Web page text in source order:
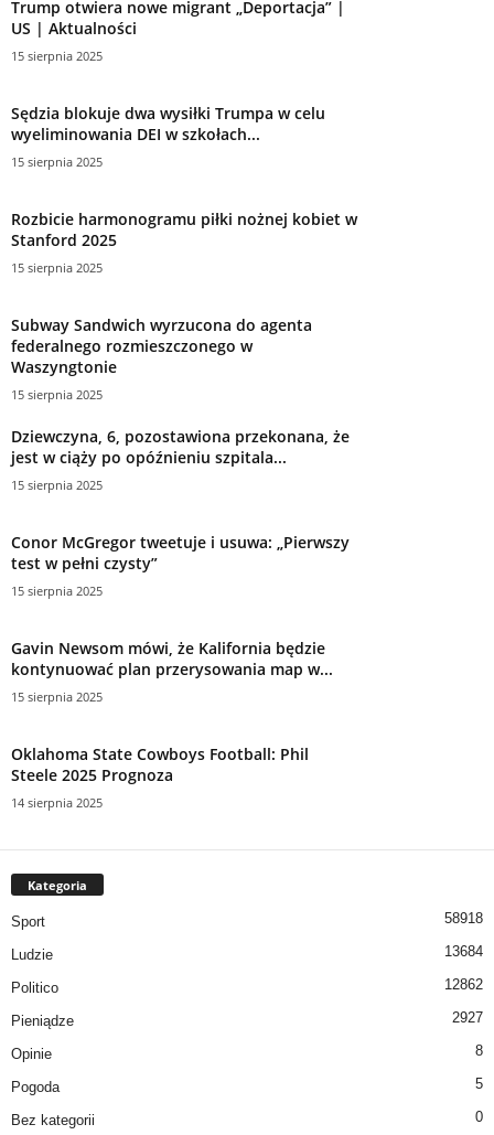
Trump otwiera nowe migrant „Deportacja” |
US | Aktualności
15 sierpnia 2025
Sędzia blokuje dwa wysiłki Trumpa w celu
wyeliminowania DEI w szkołach...
15 sierpnia 2025
Rozbicie harmonogramu piłki nożnej kobiet w
Stanford 2025
15 sierpnia 2025
Subway Sandwich wyrzucona do agenta
federalnego rozmieszczonego w
Waszyngtonie
15 sierpnia 2025
Dziewczyna, 6, pozostawiona przekonana, że
jest w ciąży po opóźnieniu szpitala...
15 sierpnia 2025
Conor McGregor tweetuje i usuwa: „Pierwszy
test w pełni czysty”
15 sierpnia 2025
Gavin Newsom mówi, że Kalifornia będzie
kontynuować plan przerysowania map w...
15 sierpnia 2025
Oklahoma State Cowboys Football: Phil
Steele 2025 Prognoza
14 sierpnia 2025
Kategoria
Sport 58918
Ludzie 13684
Politico 12862
Pieniądze 2927
Opinie 8
Pogoda 5
Bez kategorii 0